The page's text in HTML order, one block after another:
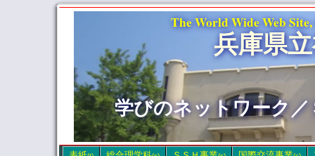
The World Wide Web
兵庫県
学びのネットワーク